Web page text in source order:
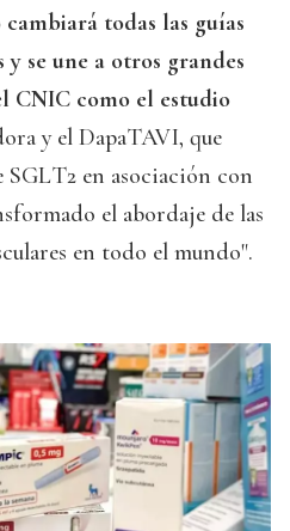
cambiará todas las guías
se une a otros grandes
CNIC como el estudio
y el DapaTAVI, que
en asociación con
el abordaje de las
en todo el mundo".